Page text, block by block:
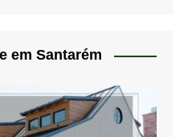
em Santarém